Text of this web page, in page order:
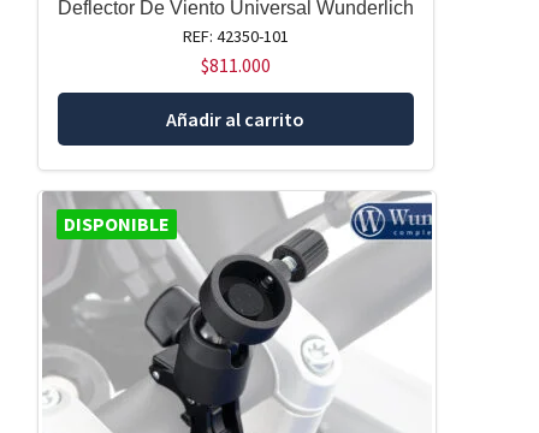
Deflector De Viento Universal Wunderlich
REF: 42350-101
$811.000
Añadir al carrito
DISPONIBLE